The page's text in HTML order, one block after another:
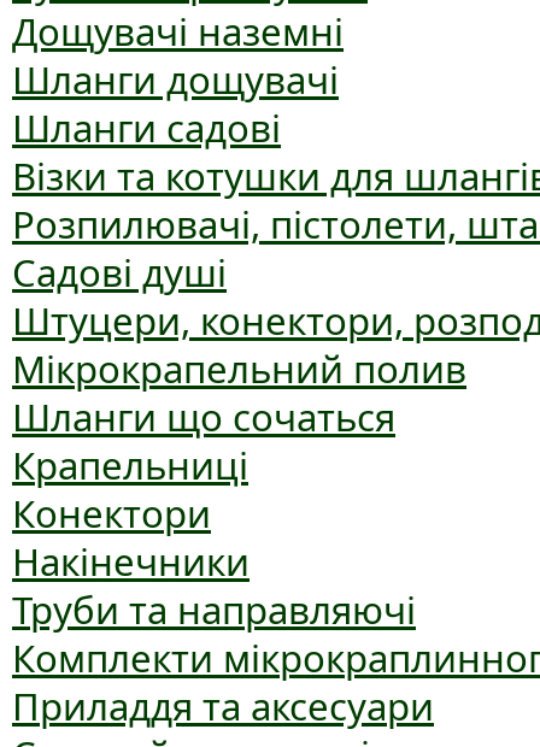
Дощувачі наземні
Шланги дощувачі
Шланги садові
Візки та котушки для
Розпилювачі, пістолети,
Садові душі
Штуцери, конектори,
Мікрокрапельний полив
Шланги що сочаться
Крапельниці
Конектори
Накінечники
Труби та направляючі
Комплекти
Приладдя та аксесуари